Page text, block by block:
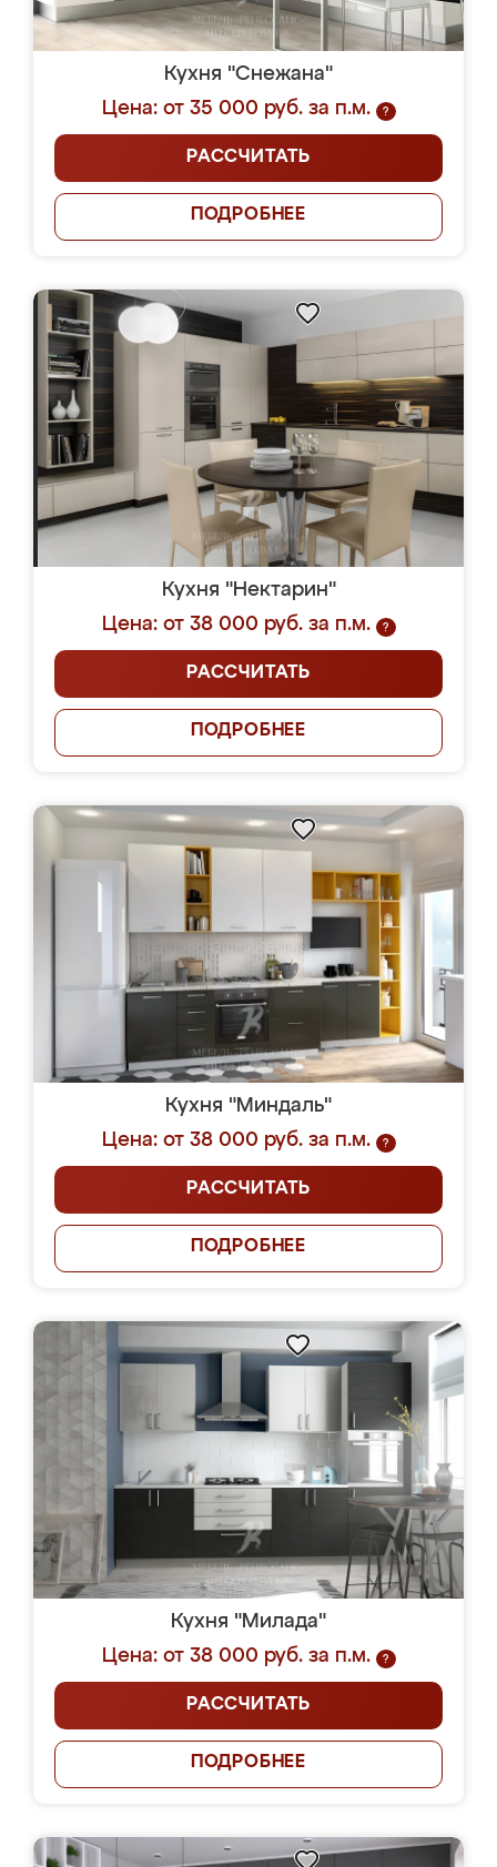
Кухня "Снежана"
Цена: от 35 000 руб. за п.м.
?
РАССЧИТАТЬ
ПОДРОБНЕЕ
Кухня "Нектарин"
Цена: от 38 000 руб. за п.м.
?
РАССЧИТАТЬ
ПОДРОБНЕЕ
Кухня "Миндаль"
Цена: от 38 000 руб. за п.м.
?
РАССЧИТАТЬ
ПОДРОБНЕЕ
Кухня "Милада"
Цена: от 38 000 руб. за п.м.
?
РАССЧИТАТЬ
ПОДРОБНЕЕ